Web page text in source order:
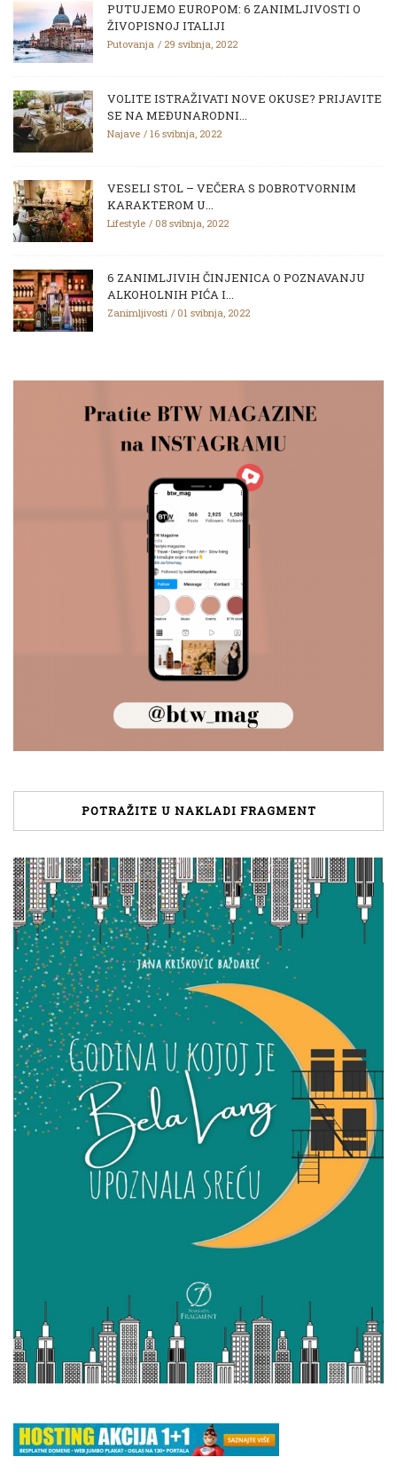
PUTUJEMO EUROPOM: 6 ZANIMLJIVOSTI O
ŽIVOPISNOJ ITALIJI
Putovanja 29 svibnja, 2022
VOLITE ISTRAŽIVATI NOVE OKUSE? PRIJAVITE
SE NA MEĐUNARODNI...
Najave 16 svibnja, 2022
VESELI STOL – VEČERA S DOBROTVORNIM
KARAKTEROM U...
Lifestyle 08 svibnja, 2022
6 ZANIMLJIVIH ČINJENICA O POZNAVANJU
ALKOHOLNIH PIĆA I...
Zanimljivosti 01 svibnja, 2022
POTRAŽITE U NAKLADI FRAGMENT